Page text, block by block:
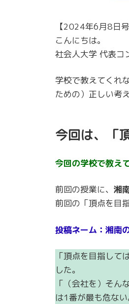
【2024年6月8日
こんにちは。
社会人大学 代表コ
学校で教えてくれ
ための）正しい考
今回は、「
今回の学校で教え
前回の授業に、 湘
前回の「頂点を目
投稿ネーム：湘
「頂点を目指して
した。
「（会社を）そん
は1番が最も危な